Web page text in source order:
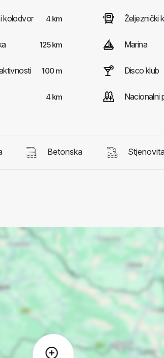
kolodvor 4 km Željeznički
125 km Marina
100 m Disco klub
4 km Nacionalni
Betonska